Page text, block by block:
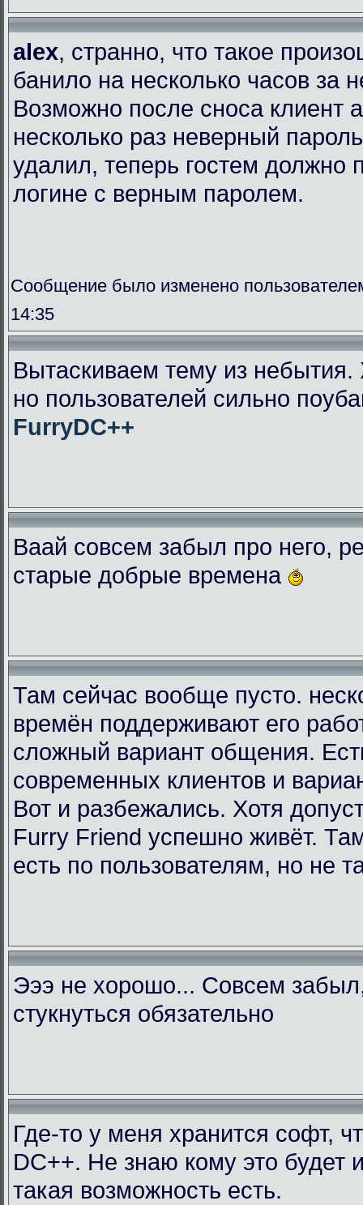
alex, странно, что такое
банило на несколько часов за
Возможно после сноса клиент
несколько раз неверный
удалил, теперь гостем должно
логине с верным паролем.
Сообщение было изменено
14:35
Вытаскиваем тему из
но пользователей сильно
FurryDC++
Ваай совсем забыл про него,
старые добрые времена
Там сейчас вообще пусто.
времён поддерживают его
сложный вариант общения.
современных клиентов и
Вот и разбежались. Хотя
Furry Friend успешно живёт.
есть по пользователям, но не
Эээ не хорошо... Совсем
стукнуться обязательно
Где-то у меня хранится софт,
DC++. Не знаю кому это будет
такая возможность есть.